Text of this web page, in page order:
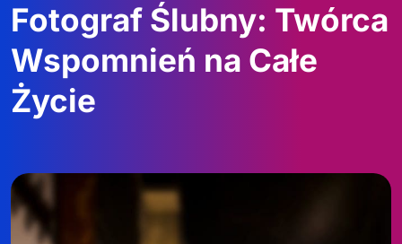
Fotograf Ślubny: Twórca
Wspomnień na Całe
Życie